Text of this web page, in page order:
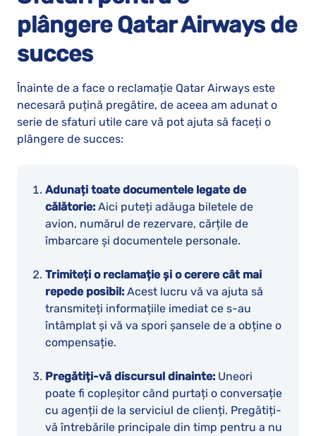
plângereQatar Airwaysde
succes
Înainte de a face o reclamație Qatar Airways este
necesară puțină pregătire, de aceea am adunat o
serie de sfaturi utile care vă pot ajuta să faceți o
plângere de succes:
Adunați toate documentele legate de
călătorie: Aici puteți adăuga biletele de
avion, numărul de rezervare, cărțile de
îmbarcare și documentele personale.
Trimiteți o reclamație și o cerere cât mai
repede posibil: Acest lucru vă va ajuta să
transmiteți informațiile imediat ce s-au
întâmplat și vă va spori șansele de a obține o
compensație.
Pregătiți-vă discursul dinainte: Uneori
poate fi copleșitor când purtați o conversație
cu agenții de la serviciul de clienți. Pregătiți-
vă întrebările principale din timp pentru a nu